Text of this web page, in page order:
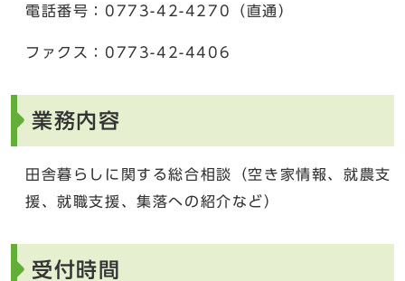
電話番号：0773-42-4270（直通）
ファクス：0773-42-4406
業務内容
田舎暮らしに関する総合相談（空き家情報、就農支
援、就職支援、集落への紹介など）
受付時間